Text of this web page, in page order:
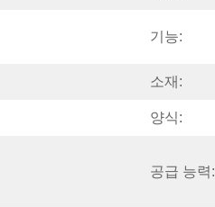
기능:
소재:
양식:
공급 능력: